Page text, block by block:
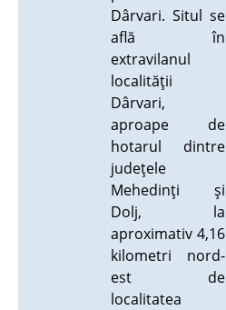
Dârvari. Situl se
află în
extravilanul
localităţii
Dârvari,
aproape de
hotarul dintre
judeţele
Mehedinţi şi
Dolj, la
aproximativ 4,16
kilometri nord-
est de
localitatea